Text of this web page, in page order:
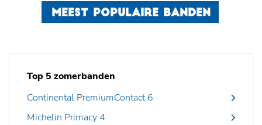
MEEST POPULAIRE BANDEN
Top 5 zomerbanden
Continental PremiumContact 6
Michelin Primacy 4